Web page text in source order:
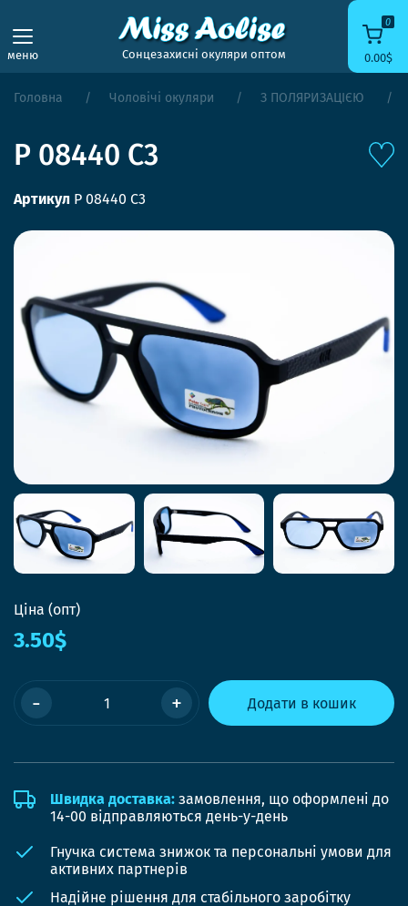
меню Сонцезахисні окуляри оптом
0
0.00$
Головна Чоловічі окуляри З ПОЛЯРИЗАЦІЄЮ
P 08440 С3
Артикул P 08440 С3
Ціна (опт)
3.50$
- + Додати в кошик
Швидка доставка: замовлення, що оформлені до
14-00 відправляються день-у-день
Гнучка система знижок та персональні умови для
активних партнерів
Надійне рішення для стабільного заробітку